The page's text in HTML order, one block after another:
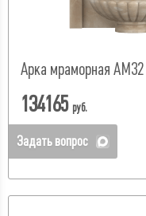
Арка мраморная АМ32
134165 руб.
Задать вопрос